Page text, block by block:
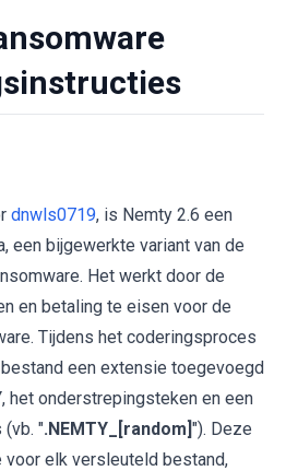
dnwls0719, is Nemty 2.6 een
een bijgewerkte variant van de
Het werkt door de
en betaling te eisen voor de
Tijdens het coderingsproces
een extensie toegevoegd
, het onderstrepingsteken en een
".NEMTY_[random]"). Deze
elk versleuteld bestand,